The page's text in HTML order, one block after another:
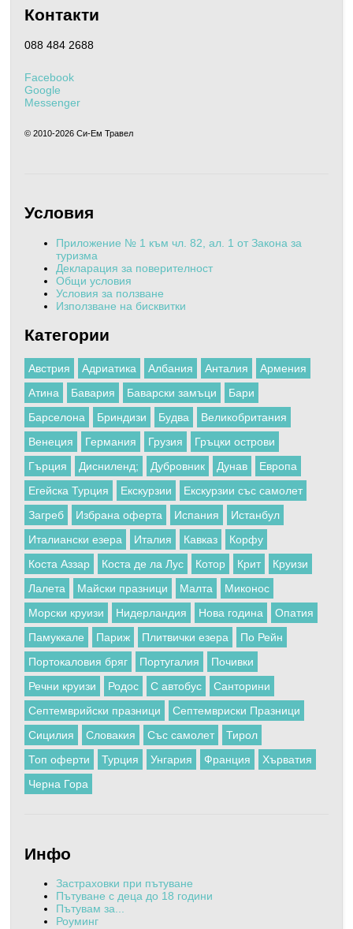
Контакти
088 484 2688
Facebook
Google
Messenger
© 2010-2026 Си-Ем Травел
Условия
Приложение № 1 към чл. 82, ал. 1 от Закона за
туризма
Декларация за поверителност
Общи условия
Условия за ползване
Използване на бисквитки
Категории
Австрия Адриатика Албания Анталия
Армения
Атина
Бавария Баварски замъци
Бари
Барселона
Бриндизи Будва
Великобритания
Венеция
Германия Грузия
Гръцки острови
Гърция
Дисниленд; Дубровник Дунав
Европа
Егейска Турция
Екскурзии
Екскурзии със самолет
Загреб
Избрана оферта Испания
Истанбул
Италиански езера
Италия Кавказ
Корфу
Коста Аззар
Коста де ла Лус Котор Крит
Круизи
Лалета
Майски празници Малта
Миконос
Морски круизи
Нидерландия Нова година
Опатия
Памуккале
Париж Плитвички езера
По Рейн
Портокаловия бряг
Португалия
Почивки
Речни круизи
Родос С автобус
Санторини
Септемврийски празници
Септемвриски Празници
Сицилия
Словакия Със самолет
Тирол
Топ оферти
Турция Унгария Франция
Хърватия
Черна Гора
Инфо
Застраховки при пътуване
Пътуване с деца до 18 години
Пътувам за...
Роуминг